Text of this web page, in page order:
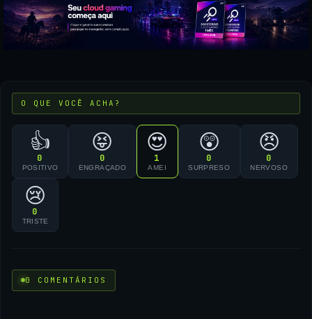
O QUE VOCÊ ACHA?
👍
0
POSITIVO
😝
0
ENGRAÇADO
😍
1
AMEI
😲
0
SURPRESO
😠
0
NERVOSO
😢
0
TRISTE
0 COMENTÁRIOS